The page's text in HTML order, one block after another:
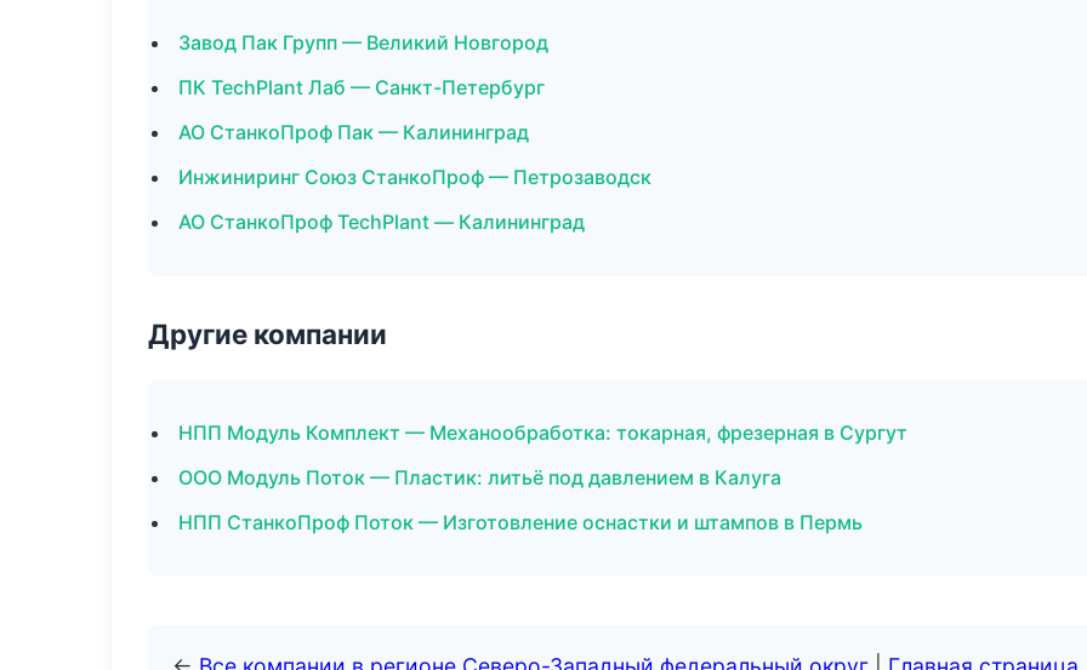
Завод Пак Групп — Великий Новгород
ПК TechPlant Лаб — Санкт-Петербург
АО СтанкоПроф Пак — Калининград
Инжиниринг Союз СтанкоПроф — Петрозаводск
АО СтанкоПроф TechPlant — Калининград
Другие компании
НПП Модуль Комплект — Механообработка: токарная, фрезерная в Сургут
ООО Модуль Поток — Пластик: литьё под давлением в Калуга
НПП СтанкоПроф Поток — Изготовление оснастки и штампов в Пермь